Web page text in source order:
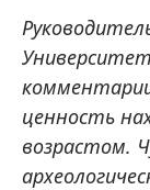
ценность
возрастом.